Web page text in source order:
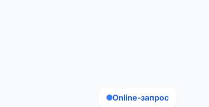
Online-запрос